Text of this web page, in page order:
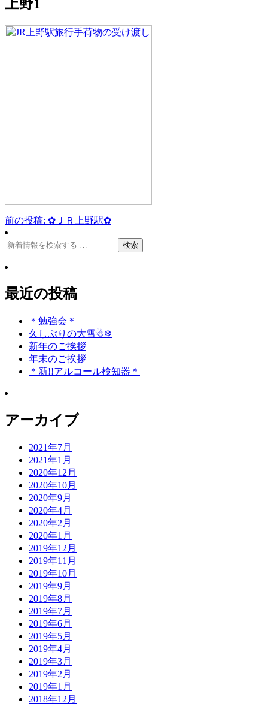
上野1
投
稿
ゲ
前の投稿: ✿ＪＲ上野駅✿
検
最近の投稿
＊勉強会＊
久しぶりの大雪☃❄
新年のご挨拶
年末のご挨拶
＊新!!アルコール検知器＊
アーカイブ
2021年7月
2021年1月
2020年12月
2020年10月
2020年9月
2020年4月
2020年2月
2020年1月
2019年12月
2019年11月
2019年10月
2019年9月
2019年8月
2019年7月
2019年6月
2019年5月
2019年4月
2019年3月
2019年2月
2019年1月
2018年12月